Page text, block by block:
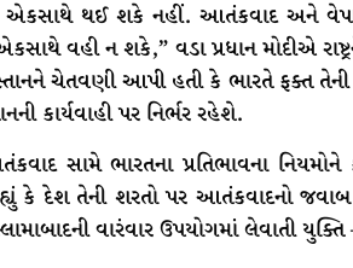
એકસાથે થઈ શકે નહીં. આતંકવાદ અને
વહી ન શકે,” વડા પ્રધાન મોદીએ
ચેતવણી આપી હતી કે ભારતે ફક્ત તેની
કાર્યવાહી પર નિર્ભર રહેશે.
સામે ભારતના પ્રતિભાવના નિયમોને
કે દેશ તેની શરતો પર આતંકવાદનો
વારંવાર ઉપયોગમાં લેવાતી